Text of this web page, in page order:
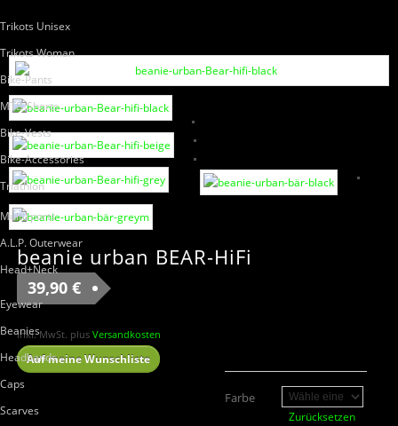
Trikots Unisex
Trikots Woman
Bike-Pants
MTB-Shorts
Bike-Vests
Bike-Accessories
Triathlon
Multisports
A.L.P. Outerwear
Head+Neck
Eyewear
Beanies
Headbands
Caps
Scarves
beanie urban BEAR-HiFi
39,90 €
inkl. MwSt. plus Versandkosten
Farbe
Zurücksetzen
Auf meine Wunschliste